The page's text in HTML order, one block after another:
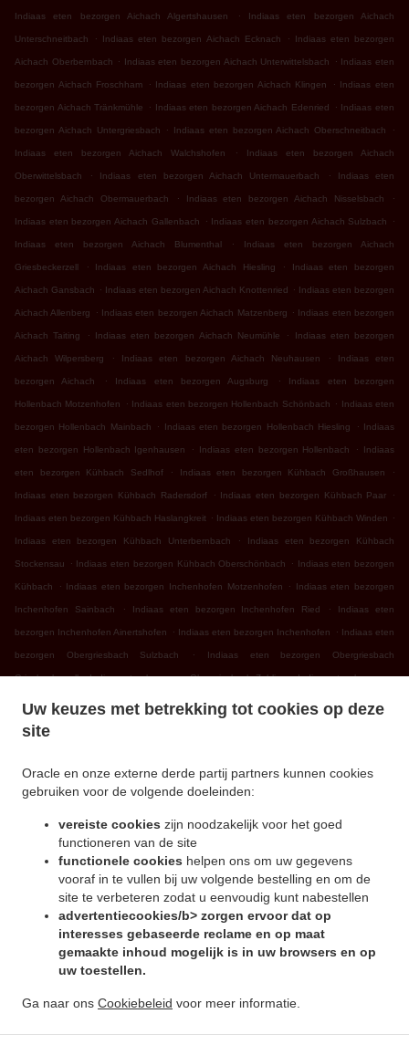
Uw keuzes met betrekking tot cookies op deze
site
Oracle en onze externe derde partij partners kunnen cookies
gebruiken voor de volgende doeleinden:
vereiste cookies zijn noodzakelijk voor het goed
functioneren van de site
functionele cookies helpen ons om uw gegevens
vooraf in te vullen bij uw volgende bestelling en om de
site te verbeteren zodat u eenvoudig kunt nabestellen
advertentiecookies/b> zorgen ervoor dat op
interesses gebaseerde reclame en op maat
gemaakte inhoud mogelijk is in uw browsers en op
uw toestellen.
Ga naar ons Cookiebeleid voor meer informatie.
Indiaas eten bezorgen Aichach Algertshausen . Indiaas eten bezorgen Aichach
Unterschneitbach . Indiaas eten bezorgen Aichach Ecknach . Indiaas eten bezorgen
Aichach Oberbernbach . Indiaas eten bezorgen Aichach Unterwittelsbach . Indiaas eten
bezorgen Aichach Froschham . Indiaas eten bezorgen Aichach Klingen . Indiaas eten
bezorgen Aichach Tränkmühle . Indiaas eten bezorgen Aichach Edenried . Indiaas eten
bezorgen Aichach Untergriesbach . Indiaas eten bezorgen Aichach Oberschneitbach .
Indiaas eten bezorgen Aichach Walchshofen . Indiaas eten bezorgen Aichach
Oberwittelsbach . Indiaas eten bezorgen Aichach Untermauerbach . Indiaas eten
bezorgen Aichach Obermauerbach . Indiaas eten bezorgen Aichach Nisselsbach .
Indiaas eten bezorgen Aichach Gallenbach . Indiaas eten bezorgen Aichach Sulzbach .
Indiaas eten bezorgen Aichach Blumenthal . Indiaas eten bezorgen Aichach
Griesbeckerzell . Indiaas eten bezorgen Aichach Hiesling . Indiaas eten bezorgen
Aichach Gansbach . Indiaas eten bezorgen Aichach Knottenried . Indiaas eten bezorgen
Aichach Allenberg . Indiaas eten bezorgen Aichach Matzenberg . Indiaas eten bezorgen
Aichach Taiting . Indiaas eten bezorgen Aichach Neumühle . Indiaas eten bezorgen
Aichach Wilpersberg . Indiaas eten bezorgen Aichach Neuhausen . Indiaas eten
bezorgen Aichach . Indiaas eten bezorgen Augsburg . Indiaas eten bezorgen
Hollenbach Motzenhofen . Indiaas eten bezorgen Hollenbach Schönbach . Indiaas eten
bezorgen Hollenbach Mainbach . Indiaas eten bezorgen Hollenbach Hiesling . Indiaas
eten bezorgen Hollenbach Igenhausen . Indiaas eten bezorgen Hollenbach . Indiaas
eten bezorgen Kühbach Sedlhof . Indiaas eten bezorgen Kühbach Großhausen .
Indiaas eten bezorgen Kühbach Radersdorf . Indiaas eten bezorgen Kühbach Paar .
Indiaas eten bezorgen Kühbach Haslangkreit . Indiaas eten bezorgen Kühbach Winden .
Indiaas eten bezorgen Kühbach Unterbernbach . Indiaas eten bezorgen Kühbach
Stockensau . Indiaas eten bezorgen Kühbach Oberschönbach . Indiaas eten bezorgen
Kühbach . Indiaas eten bezorgen Inchenhofen Motzenhofen . Indiaas eten bezorgen
Inchenhofen Sainbach . Indiaas eten bezorgen Inchenhofen Ried . Indiaas eten
bezorgen Inchenhofen Ainertshofen . Indiaas eten bezorgen Inchenhofen . Indiaas eten
bezorgen Obergriesbach Sulzbach . Indiaas eten bezorgen Obergriesbach
Griesbeckerzell . Indiaas eten bezorgen Obergriesbach Zahling . Indiaas eten bezorgen
Obergriesbach Edenried Indiaas eten bezorgen Obergriesbach Indiaas eten bezorgen
Altomünster Xyger
bezorgen Altomünster Rudersberg Indiaas eten bezorgen Altomünster Teufelsberg
Indiaas eten bezorgen Altomünster . Indiaas eten bezorgen Sielenbach Gollenhof
Schafhausen Indiaas eten bezorgen Sielenbach .
Wessiszell . Indiaas eten bezorgen Dasing Laimering . Indiaas eten bezorgen Dasing
Indiaas eten bezorgen Dasing Bitzenhofen . Indiaas eten bezorgen Dasing
. . Indiaas eten bezorgen Schiltberg
Untermauerbach Indiaas eten bezorgen Schiltberg Allenberg Indiaas eten bezorgen
Schiltberg Rapperzell . Indiaas eten bezorgen Schiltberg Bergen . Indiaas eten bezorgen
Schiltberg Gundertshausen . Indiaas eten bezorgen Schiltberg
Gachenbach Westerham Indiaas eten bezorgen Gachenbach